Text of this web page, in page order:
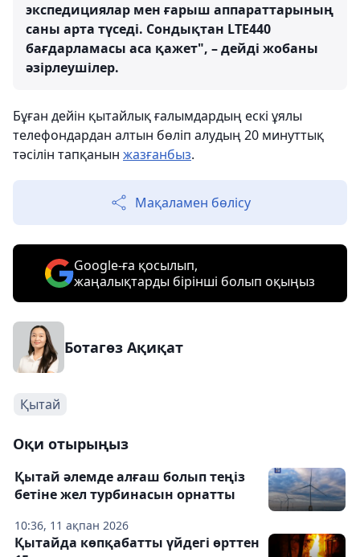
экспедициялар мен ғарыш аппараттарының
саны арта түседі. Сондықтан LTE440
бағдарламасы аса қажет", – дейді жобаны
әзірлеушілер.
Бұған дейін қытайлық ғалымдардың ескі ұялы
телефондардан алтын бөліп алудың 20 минуттық
тәсілін тапқанын жазғанбыз.
Мақаламен бөлісу
Google-ға қосылып,
жаңалықтарды бірінші болып оқыңыз
Ботагөз Ақиқат
Қытай
Оқи отырыңыз
10:36, 11 ақпан 2026
Қытай әлемде алғаш болып теңіз
бетіне жел турбинасын орнатты
Қытайда көпқабатты үйдегі өрттен